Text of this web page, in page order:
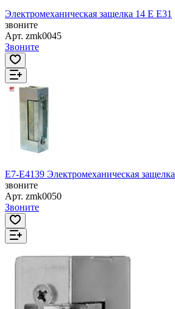
Электромеханическая защелка 14 Е E31
звоните
Арт. zmk0045
Звоните
E7-E4139 Электромеханическая защелка
звоните
Арт. zmk0050
Звоните